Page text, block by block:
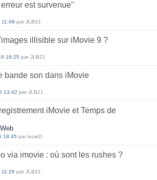
est survenue"
11:49 par JLB21
illisible sur iMovie 9 ?
16:25 par JLB21
bande son dans iMovie
13:42 par JLB21
iMovie et Temps de
18:45 par lucieD
via imovie : où sont les rushes ?
11:26 par JLB21